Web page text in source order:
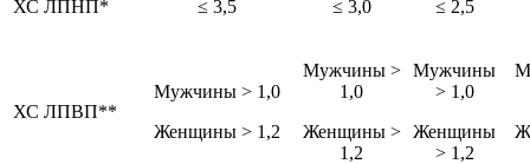
ХС ЛПНП* ≤ 3,5 ≤ 3,0 ≤ 2,5
ХС ЛПВП**
Мужчины > 1,0
Женщины > 1,2
Мужчины >
1,0
Женщины >
1,2
Мужчины
> 1,0
Женщины
> 1,2